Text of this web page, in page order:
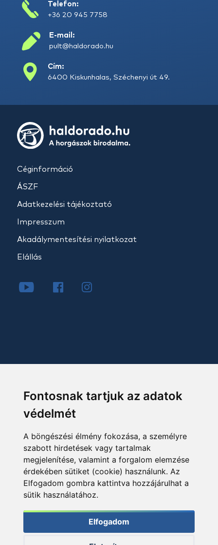
Fontosnak tartjuk az adatok
védelmét
A böngészési élmény fokozása, a személyre
szabott hirdetések vagy tartalmak
megjelenítése, valamint a forgalom elemzése
érdekében sütiket (cookie) használunk. Az
Elfogadom gombra kattintva hozzájárulhat a
sütik használatához.
Elfogadom
Telefon:
+36 20 945 7758
E-mail:
pult@haldorado.hu
Cím:
6400 Kiskunhalas, Széchenyi út 49.
Céginformáció
ÁSZF
Adatkezelési tájékoztató
Impresszum
Akadálymentesítési nyilatkozat
Elállás